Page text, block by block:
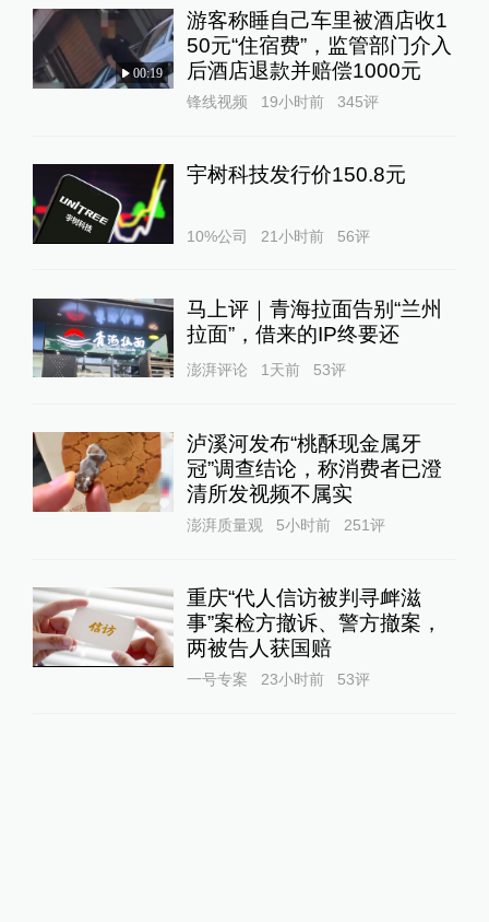
00:19
游客称睡自己车里被酒店收1
50元“住宿费”，监管部门介入
后酒店退款并赔偿1000元
锋线视频 19小时前 345评
宇树科技发行价150.8元
10%公司 21小时前 56评
马上评｜青海拉面告别“兰州
拉面”，借来的IP终要还
澎湃评论 1天前 53评
泸溪河发布“桃酥现金属牙
冠”调查结论，称消费者已澄
清所发视频不属实
澎湃质量观 5小时前 251评
重庆“代人信访被判寻衅滋
事”案检方撤诉、警方撤案，
两被告人获国赔
一号专案 23小时前 53评